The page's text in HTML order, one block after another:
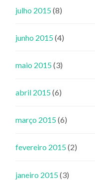
julho 2015(8)
junho 2015(4)
maio 2015(3)
abril 2015(6)
março 2015(6)
fevereiro 2015(2)
janeiro 2015(3)